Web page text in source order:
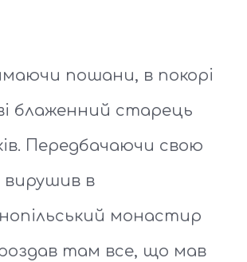
пошани, в покорі
блаженний старець
Передбачаючи свою
вирушив в
монастир
там все, що мав